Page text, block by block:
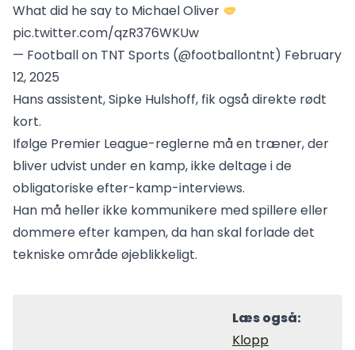
What did he say to Michael Oliver
pic.twitter.com/qzR376WKUw
— Football on TNT Sports (@footballontnt) February
12, 2025
Hans assistent, Sipke Hulshoff, fik også direkte rødt
kort.
Ifølge Premier League-reglerne må en træner, der
bliver udvist under en kamp, ikke deltage i de
obligatoriske efter-kamp-interviews.
Han må heller ikke kommunikere med spillere eller
dommere efter kampen, da han skal forlade det
tekniske område øjeblikkeligt.
Læs også:
Klopp